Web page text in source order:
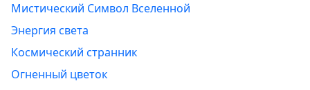
Мистический Символ Вселенной
Энергия света
Космический странник
Огненный цветок